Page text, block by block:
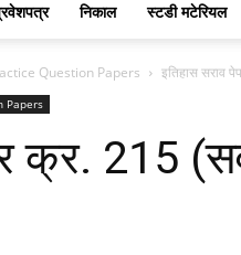
निकाल स्टडी मटेरियल
Question Papers इतिहास सराव
Papers
क्र. 215